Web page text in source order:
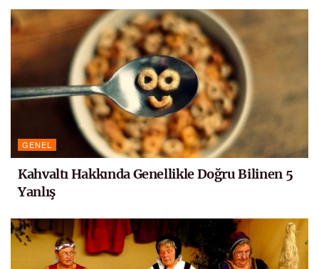
GENEL
Kahvaltı Hakkında Genellikle Doğru Bilinen 5
Yanlış